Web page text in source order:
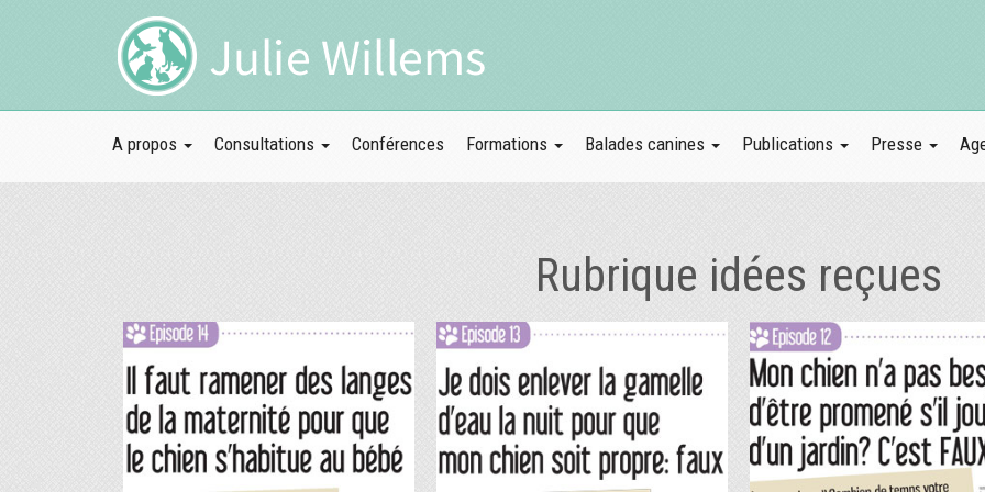
A propos Consultations Conférences Formations Balades canines Publications Presse
Rubrique idées reçues